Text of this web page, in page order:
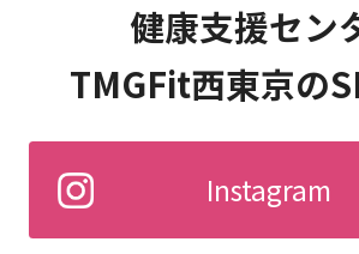
健康支援セン
TMGFit西東京の
Instagram